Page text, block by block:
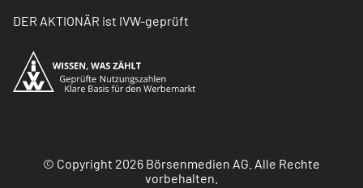
DER AKTIONÄR ist IVW-geprüft
© Copyright 2026 Börsenmedien AG. Alle Rechte
vorbehalten.